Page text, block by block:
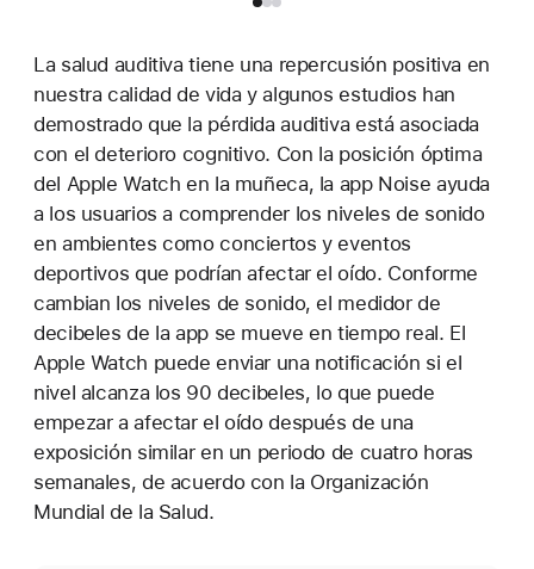
La salud auditiva tiene una repercusión positiva en
nuestra calidad de vida y algunos estudios han
demostrado que la pérdida auditiva está asociada
con el deterioro cognitivo. Con la posición óptima
del Apple Watch en la muñeca, la app Noise ayuda
a los usuarios a comprender los niveles de sonido
en ambientes como conciertos y eventos
deportivos que podrían afectar el oído. Conforme
cambian los niveles de sonido, el medidor de
decibeles de la app se mueve en tiempo real. El
Apple Watch puede enviar una notificación si el
nivel alcanza los 90 decibeles, lo que puede
empezar a afectar el oído después de una
exposición similar en un periodo de cuatro horas
semanales, de acuerdo con la Organización
Mundial de la Salud.